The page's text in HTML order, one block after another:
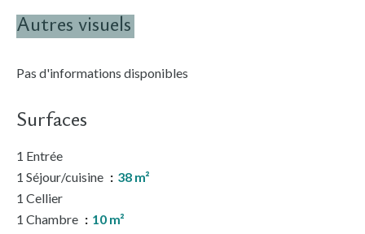
Autres visuels
Pas d'informations disponibles
Surfaces
1 Entrée
1 Séjour/cuisine
38 m²
1 Cellier
1 Chambre
10 m²